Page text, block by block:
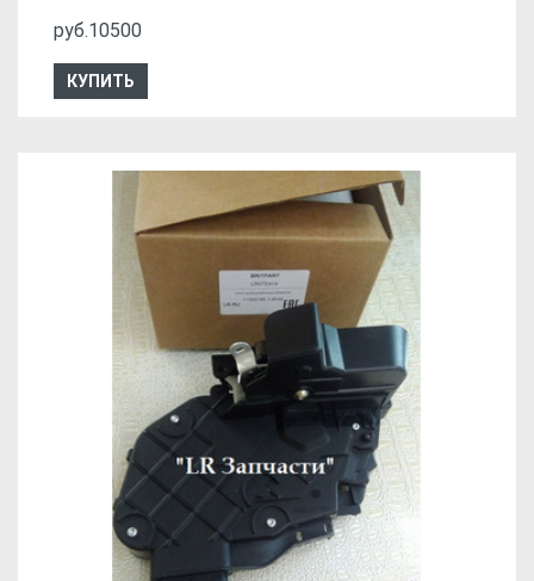
руб.10500
КУПИТЬ